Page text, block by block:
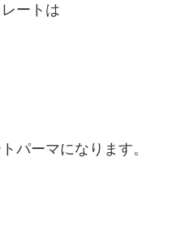
ートは
パーマになります。